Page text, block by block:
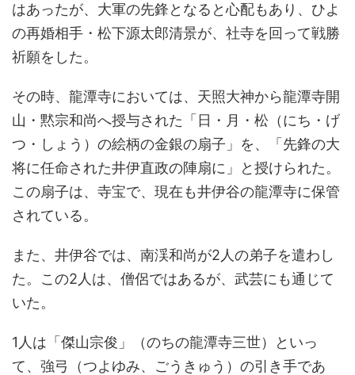
はあったが、大軍の先鋒となると心配もあり、ひよ
の再婚相手・松下源太郎清景が、社寺を回って戦勝
祈願をした。
その時、龍潭寺においては、天照大神から龍潭寺開
山・黙宗和尚へ授与された「日・月・松（にち・げ
つ・しょう）の絵柄の金銀の扇子」を、「先鋒の大
将に任命された井伊直政の陣扇に」と授けられた。
この扇子は、寺宝で、現在も井伊谷の龍潭寺に保管
されている。
また、井伊谷では、南渓和尚が2人の弟子を遣わし
た。この2人は、僧侶ではあるが、武芸にも通じて
いた。
1人は「傑山宗俊」（のちの龍潭寺三世）といっ
て、強弓（つよゆみ、ごうきゅう）の引き手であ